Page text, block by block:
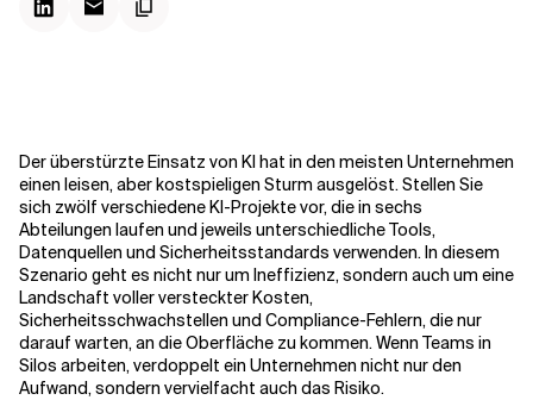
Der überstürzte Einsatz von KI hat in den meisten Unternehmen
einen leisen, aber kostspieligen Sturm ausgelöst. Stellen Sie
sich zwölf verschiedene KI-Projekte vor, die in sechs
Abteilungen laufen und jeweils unterschiedliche Tools,
Datenquellen und Sicherheitsstandards verwenden. In diesem
Szenario geht es nicht nur um Ineffizienz, sondern auch um eine
Landschaft voller versteckter Kosten,
Sicherheitsschwachstellen und Compliance-Fehlern, die nur
darauf warten, an die Oberfläche zu kommen. Wenn Teams in
Silos arbeiten, verdoppelt ein Unternehmen nicht nur den
Aufwand, sondern vervielfacht auch das Risiko.